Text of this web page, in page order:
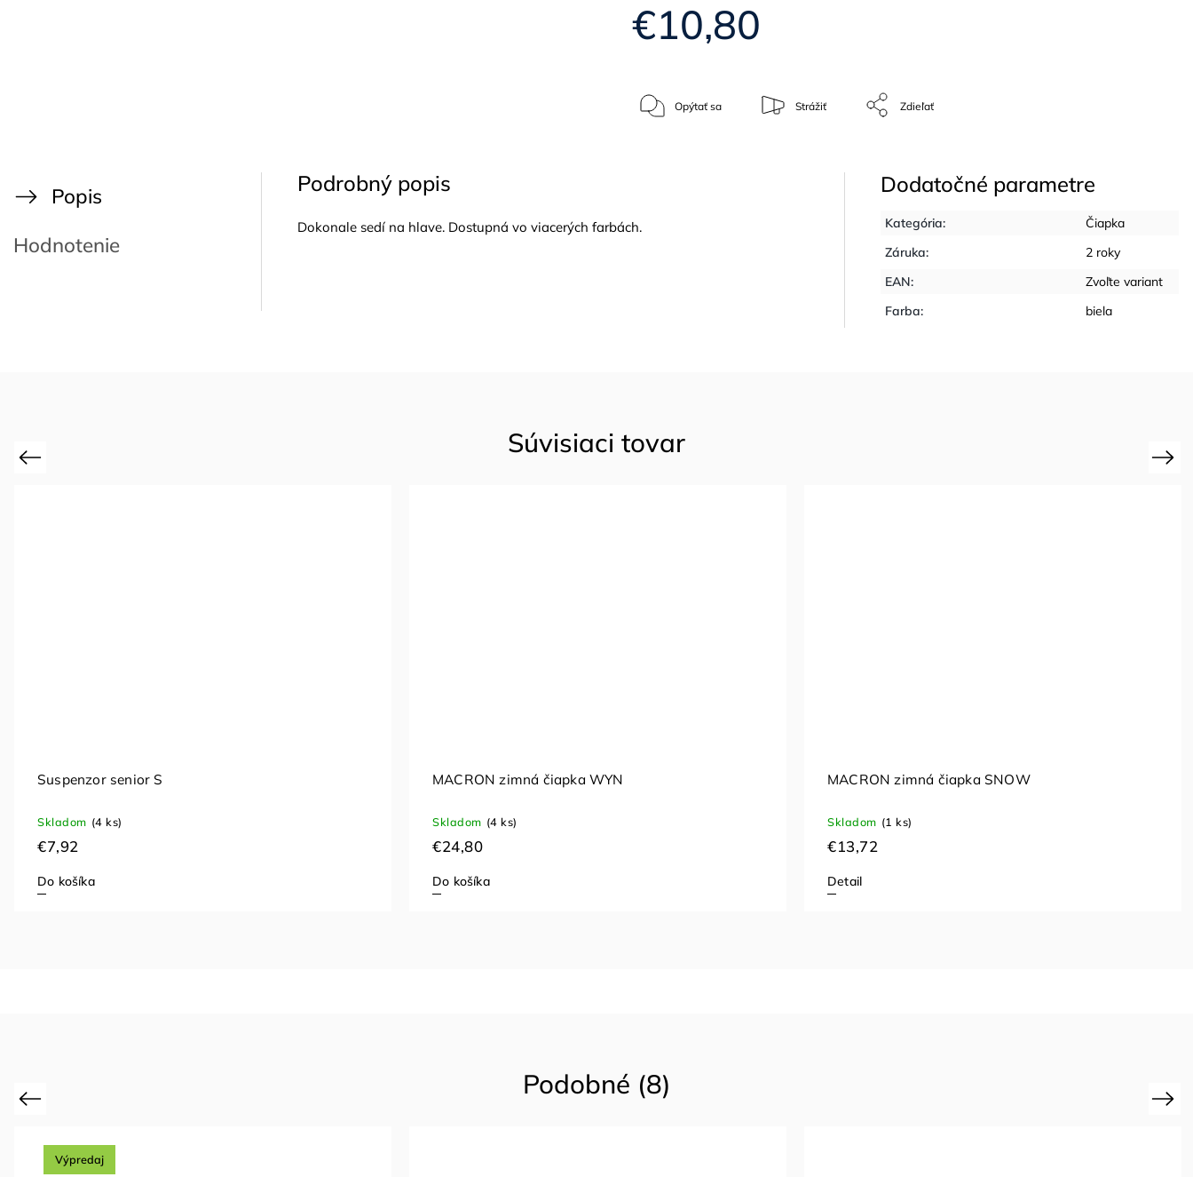
€10,80
Opýtať sa Strážiť Zdieľať
Popis
Hodnotenie
Podrobný popis
Dokonale sedí na hlave. Dostupná vo viacerých farbách.
Dodatočné parametre
Kategória:
Čiapka
Záruka:
2 roky
EAN:
Zvoľte variant
Farba: biela
Súvisiaci tovar
Previous
Suspenzor senior S
Skladom (4 ks)
€7,92
Do košíka
MACRON zimná čiapka WYN
Skladom (4 ks)
€24,80
Do košíka
MACRON zimná čiapka SNOW
Skladom (1 ks)
€13,72
Detail
Next
Podobné (8)
Previous
Výpredaj
Next